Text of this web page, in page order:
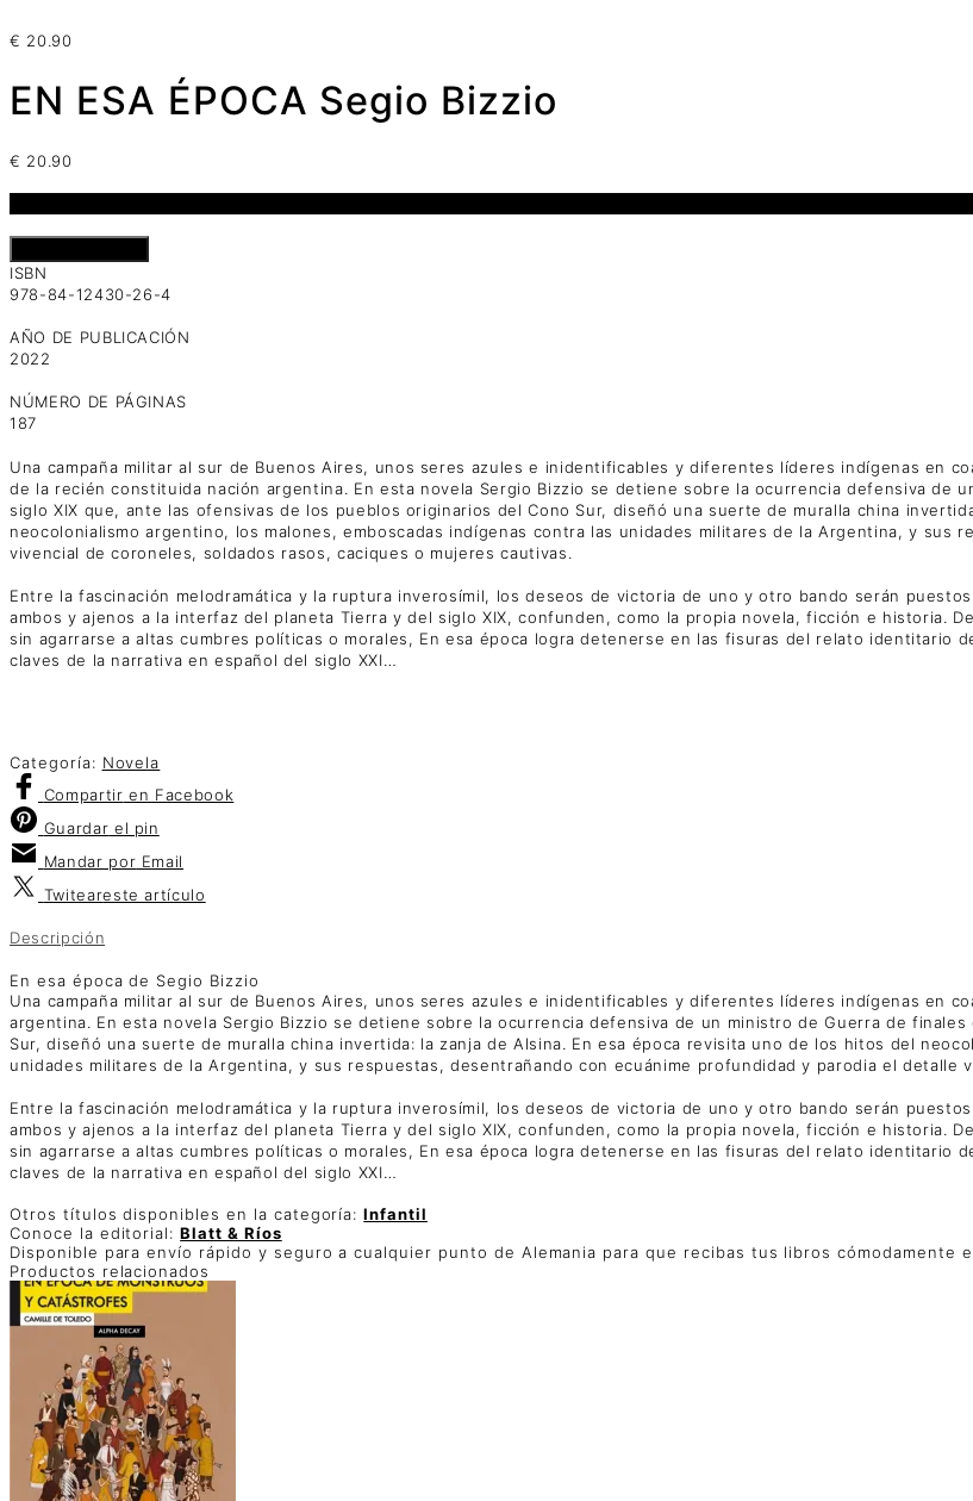
€ 20.90
EN ESA ÉPOCA Segio Bizzio
€ 20.90
EN
ESA
ÉPOCA
Segio
cantidad
ISBN
978-84-12430-26-4
AÑO DE PUBLICACIÓN
2022
NÚMERO DE PÁGINAS
187
Una campaña militar al sur de Buenos Aires, unos seres azules e inidentificables y diferentes líderes indígenas en
de la recién constituida nación argentina. En esta novela Sergio Bizzio se detiene sobre la ocurrencia defensiva de
siglo XIX que, ante las ofensivas de los pueblos originarios del Cono Sur, diseñó una suerte de muralla china
neocolonialismo argentino, los malones, emboscadas indígenas contra las unidades militares de la Argentina, y sus
vivencial de coroneles, soldados rasos, caciques o mujeres cautivas.
Entre la fascinación melodramática y la ruptura inverosímil, los deseos de victoria de uno y otro bando serán
ambos y ajenos a la interfaz del planeta Tierra y del siglo XIX, confunden, como la propia novela, ficción e historia.
sin agarrarse a altas cumbres políticas o morales, En esa época logra detenerse en las fisuras del relato identitario
claves de la narrativa en español del siglo XXI…
Categoría: Novela
Compartir en Facebook
Guardar el pin
Mandar por Email
Twiteareste artículo
Descripción
En esa época de Segio Bizzio
Una campaña militar al sur de Buenos Aires, unos seres azules e inidentificables y diferentes líderes indígenas en
argentina. En esta novela Sergio Bizzio se detiene sobre la ocurrencia defensiva de un ministro de Guerra de
Sur, diseñó una suerte de muralla china invertida: la zanja de Alsina. En esa época revisita uno de los hitos del
unidades militares de la Argentina, y sus respuestas, desentrañando con ecuánime profundidad y parodia el detalle
Entre la fascinación melodramática y la ruptura inverosímil, los deseos de victoria de uno y otro bando serán
ambos y ajenos a la interfaz del planeta Tierra y del siglo XIX, confunden, como la propia novela, ficción e historia.
sin agarrarse a altas cumbres políticas o morales, En esa época logra detenerse en las fisuras del relato identitario
claves de la narrativa en español del siglo XXI…
Otros títulos disponibles en la categoría:Infantil
Conoce la editorial:Blatt & Ríos
Disponible para envío rápido y seguro a cualquier punto de Alemania para que recibas tus libros
Productos relacionados